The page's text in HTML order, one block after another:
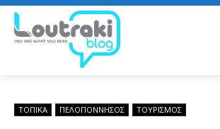
ΤΟΠΙΚΑ ΠΕΛΟΠΌΝΝΗΣΟΣ ΤΟΥΡΙΣΜΟΣ